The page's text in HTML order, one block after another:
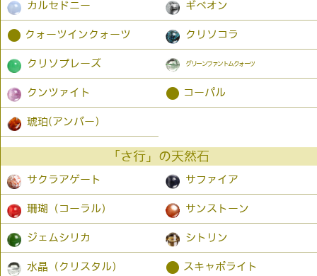
カルセドニー ギベオン
● クォーツインクォーツ クリソコラ
クリソプレーズ グリーンファントムクォーツ
クンツァイト ● コーパル
琥珀(アンバー）
「さ行」の天然石
サクラアゲート サファイア
珊瑚（コーラル） サンストーン
ジェムシリカ シトリン
水晶（クリスタル） ● スキャポライト